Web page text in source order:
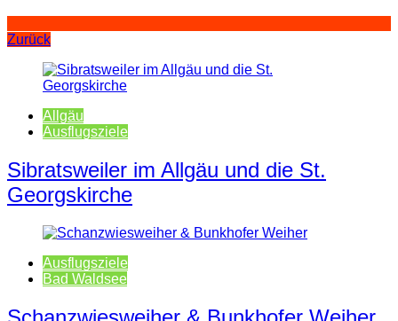
Zurück
Allgäu
Ausflugsziele
Sibratsweiler im Allgäu und die St.
Georgskirche
Ausflugsziele
Bad Waldsee